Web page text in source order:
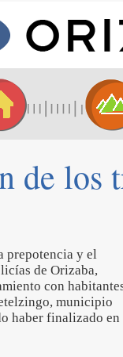
de los
prepotencia y el
de Orizaba,
con
municipio
haber finalizado en